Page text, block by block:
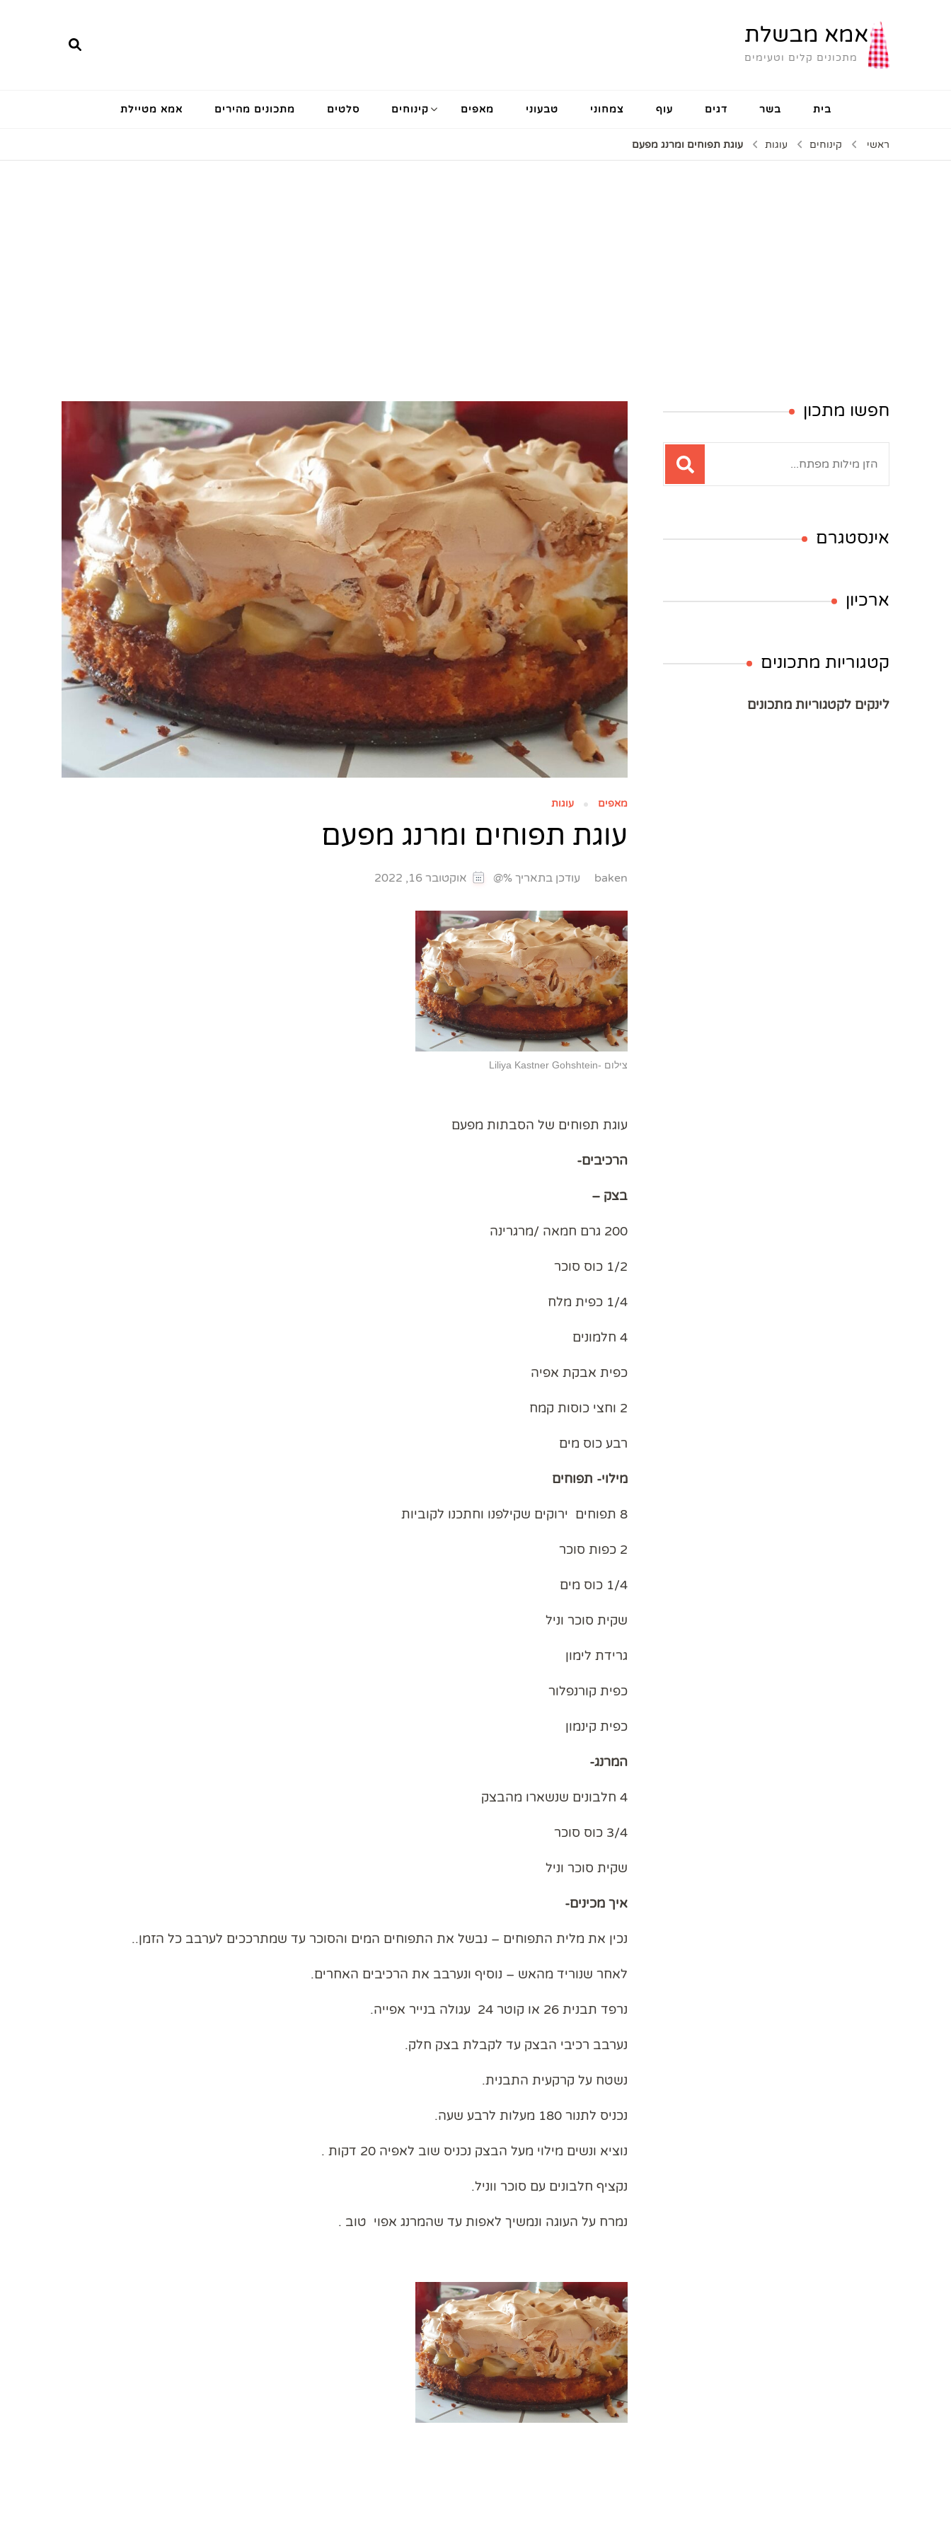
אמא מבשלת
מתכונים קלים וטעימים
בית בשר דגים עוף צמחוני טבעוני מאפים קינוחים סלטים מתכונים מהירים אמא מטיילת
ראשי קינוחים עוגות עוגת תפוחים ומרנג מפעם
מאפים עוגות
עוגת תפוחים ומרנג מפעם
baken עודכן בתאריך %@ אוקטובר 16, 2022
צילום -Liliya Kastner Gohshtein
עוגת תפוחים של הסבתות מפעם
הרכיבים-
בצק –
200 גרם חמאה /מרגרינה
1/2 כוס סוכר
1/4 כפית מלח
4 חלמונים
כפית אבקת אפיה
2 וחצי כוסות קמח
רבע כוס מים
מילוי- תפוחים
8 תפוחים ירוקים שקילפנו וחתכנו לקוביות
2 כפות סוכר
1/4 כוס מים
שקית סוכר וניל
גרידת לימון
כפית קורנפלור
כפית קינמון
המרנג-
4 חלבונים שנשארו מהבצק
3/4 כוס סוכר
שקית סוכר וניל
איך מכינים-
נכין את מלית התפוחים – נבשל את התפוחים המים והסוכר עד שמתרככים לערבב כל הזמן..
לאחר שנוריד מהאש – נוסיף ונערבב את הרכיבים האחרים.
נרפד תבנית 26 או קוטר 24 עגולה בנייר אפייה.
נערבב רכיבי הבצק עד לקבלת בצק חלק.
נשטח על קרקעית התבנית.
נכניס לתנור 180 מעלות לרבע שעה.
נוציא ונשים מילוי מעל הבצק נכניס שוב לאפיה 20 דקות .
נקציף חלבונים עם סוכר ווניל.
נמרח על העוגה ונמשיך לאפות עד שהמרנג אפוי טוב .
חפשו מתכון
אינסטגרם
ארכיון
קטגוריות מתכונים
לינקים לקטגוריות מתכונים